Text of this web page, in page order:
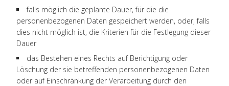
falls möglich die geplante Dauer, für die die
personenbezogenen Daten gespeichert werden, oder, falls
dies nicht möglich ist, die Kriterien für die Festlegung dieser
Dauer
das Bestehen eines Rechts auf Berichtigung oder
Löschung der sie betreffenden personenbezogenen Daten
oder auf Einschränkung der Verarbeitung durch den